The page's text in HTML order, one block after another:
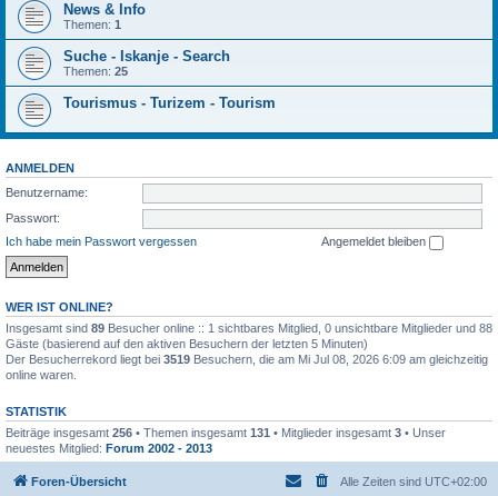
News & Info
Themen: 1
Suche - Iskanje - Search
Themen: 25
Tourismus - Turizem - Tourism
ANMELDEN
Benutzername:
Passwort:
Ich habe mein Passwort vergessen
Angemeldet bleiben
WER IST ONLINE?
Insgesamt sind 89 Besucher online :: 1 sichtbares Mitglied, 0 unsichtbare Mitglieder und 88
Gäste (basierend auf den aktiven Besuchern der letzten 5 Minuten)
Der Besucherrekord liegt bei 3519 Besuchern, die am Mi Jul 08, 2026 6:09 am gleichzeitig
online waren.
STATISTIK
Beiträge insgesamt 256 • Themen insgesamt 131 • Mitglieder insgesamt 3 • Unser
neuestes Mitglied: Forum 2002 - 2013
Foren-Übersicht Alle Zeiten sind UTC+02:00